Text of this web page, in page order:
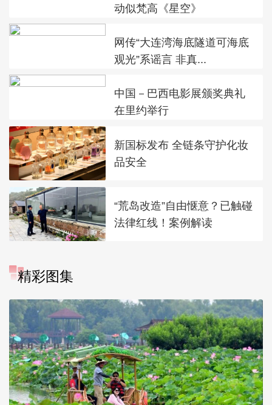
动似梵高《星空》
网传“大连湾海底隧道可海底
观光”系谣言 非真...
中国－巴西电影展颁奖典礼
在里约举行
新国标发布 全链条守护化妆
品安全
“荒岛改造”自由惬意？已触碰
法律红线！案例解读
精彩图集